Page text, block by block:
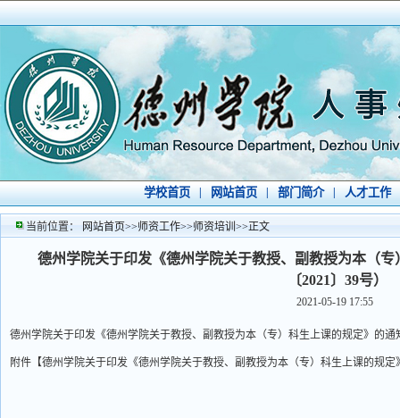
学校首页 网站首页 部门简介 人才工作
当前位置： 网站首页>>师资工作>>师资培训 >>正文
德州学院关于印发《德州学院关于教授、副教授为本（
〔2021〕39号）
2021-05-19 17:55
德州学院关于印发《德州学院关于教授、副教授为本（专）科生上课的规定》的通
附件【德州学院关于印发《德州学院关于教授、副教授为本（专）科生上课的规定